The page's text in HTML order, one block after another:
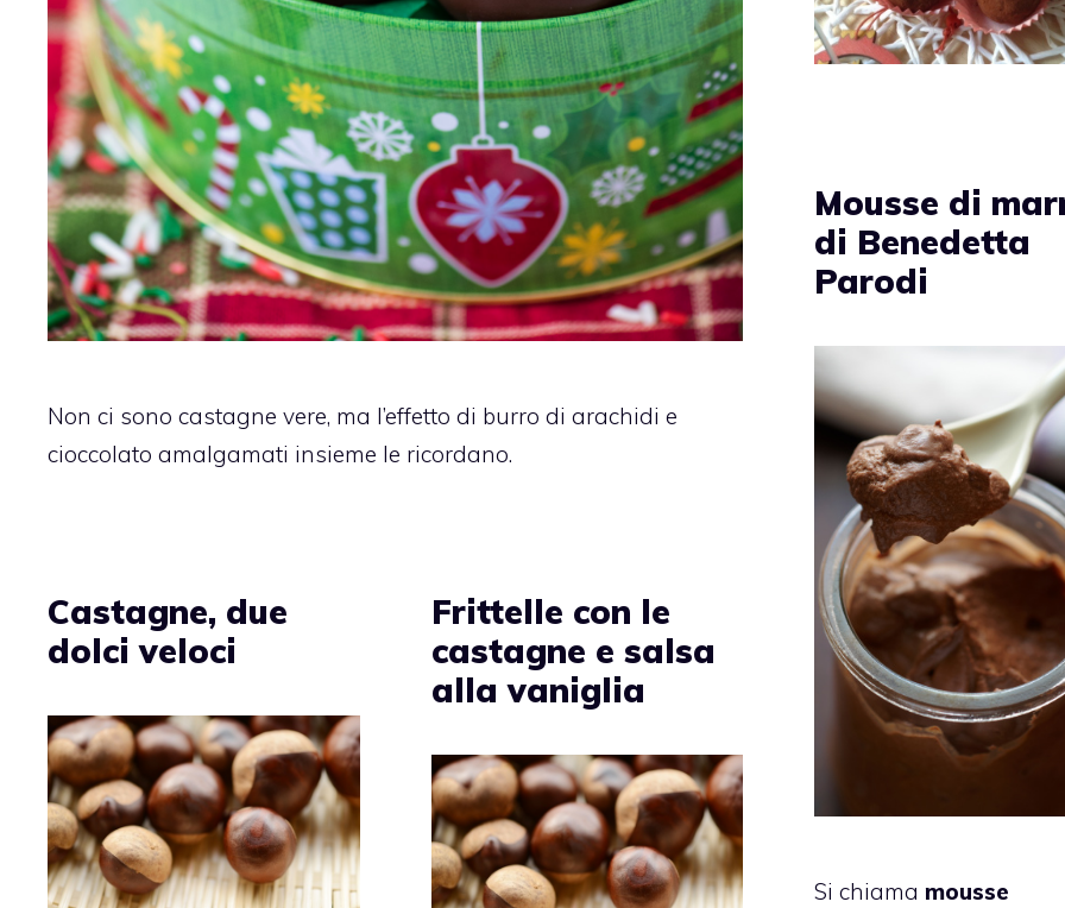
Non ci sono castagne vere, ma l’effetto di burro di arachidi e
cioccolato amalgamati insieme le ricordano.
Mousse di
di Benedetta
Parodi
Si chiama mousse
Castagne, due
dolci veloci
Frittelle con le
castagne e salsa
alla vaniglia